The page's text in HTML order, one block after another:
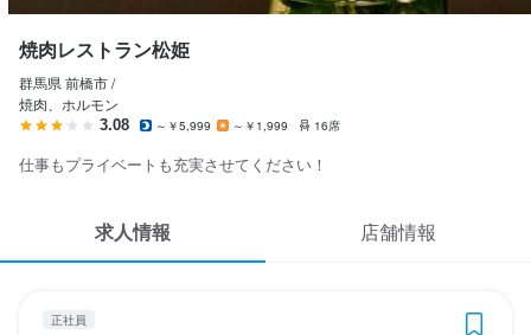
気になる求人
検索履歴・保存した条件
焼肉レストラン松姫
群馬県 前橋市 /
焼肉、ホルモン
3.08 ～￥5,999 ～￥1,999 16席
仕事もプライベートも充実させてください！
求人情報 店舗情報
正社員
勤務時間
11:00~22:00 シフト制
勤務実労8時間
休日・休暇
待遇
18:00~土、日いずれかを含む週2日以上
休日・休暇
シフト制
待遇